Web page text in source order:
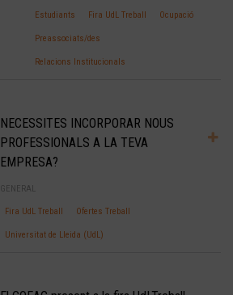
Estudiants Fira UdL Treball Ocupació
Preassociats/des
Relacions Institucionals
NECESSITES INCORPORAR NOUS
PROFESSIONALS A LA TEVA
EMPRESA?
GENERAL
Fira UdL Treball Ofertes Treball
Universitat de Lleida (UdL)